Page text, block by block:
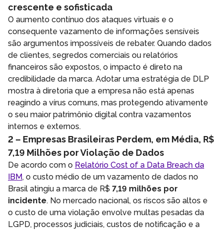
crescente e sofisticada
O aumento contínuo dos ataques virtuais e o
consequente vazamento de informações sensíveis
são argumentos impossíveis de rebater. Quando dados
de clientes, segredos comerciais ou relatórios
financeiros são expostos, o impacto é direto na
credibilidade da marca. Adotar uma estratégia de DLP
mostra à diretoria que a empresa não está apenas
reagindo a vírus comuns, mas protegendo ativamente
o seu maior patrimônio digital contra vazamentos
internos e externos.
2 – Empresas Brasileiras Perdem, em Média, R$
7,19 Milhões por Violação de Dados
De acordo com o Relatório Cost of a Data Breach da
IBM, o custo médio de um vazamento de dados no
Brasil atingiu a marca de R$ 7,19 milhões por
incidente. No mercado nacional, os riscos são altos e
o custo de uma violação envolve multas pesadas da
LGPD, processos judiciais, custos de notificação e a